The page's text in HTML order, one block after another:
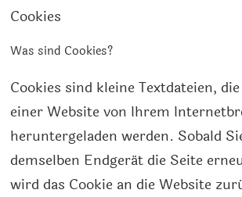
Cookies
Was sind Cookies?
Cookies sind kleine Textdateien,
einer Website von Ihrem
heruntergeladen werden. Sobald
demselben Endgerät die Seite
wird das Cookie an die Website